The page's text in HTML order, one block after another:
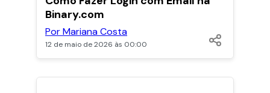
Binary.com
Por Mariana Costa
12 de maio de 2026 às 00:00